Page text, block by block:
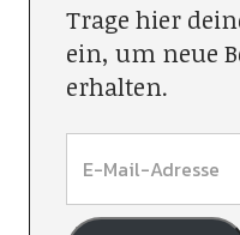
Trage hier
ein, um neue
erhalten.